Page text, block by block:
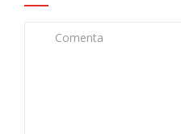
Comenta